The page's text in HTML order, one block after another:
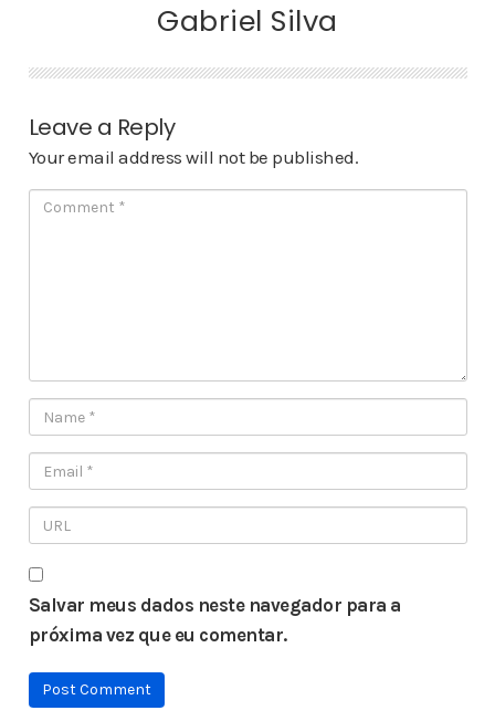
Gabriel Silva
Leave a Reply
Your email address will not be published.
Salvar meus dados neste navegador para a
próxima vez que eu comentar.